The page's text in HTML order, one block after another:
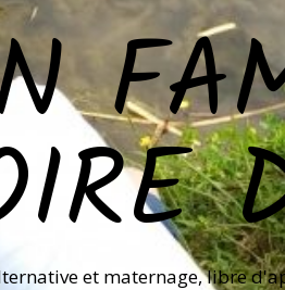
et maternage, libre